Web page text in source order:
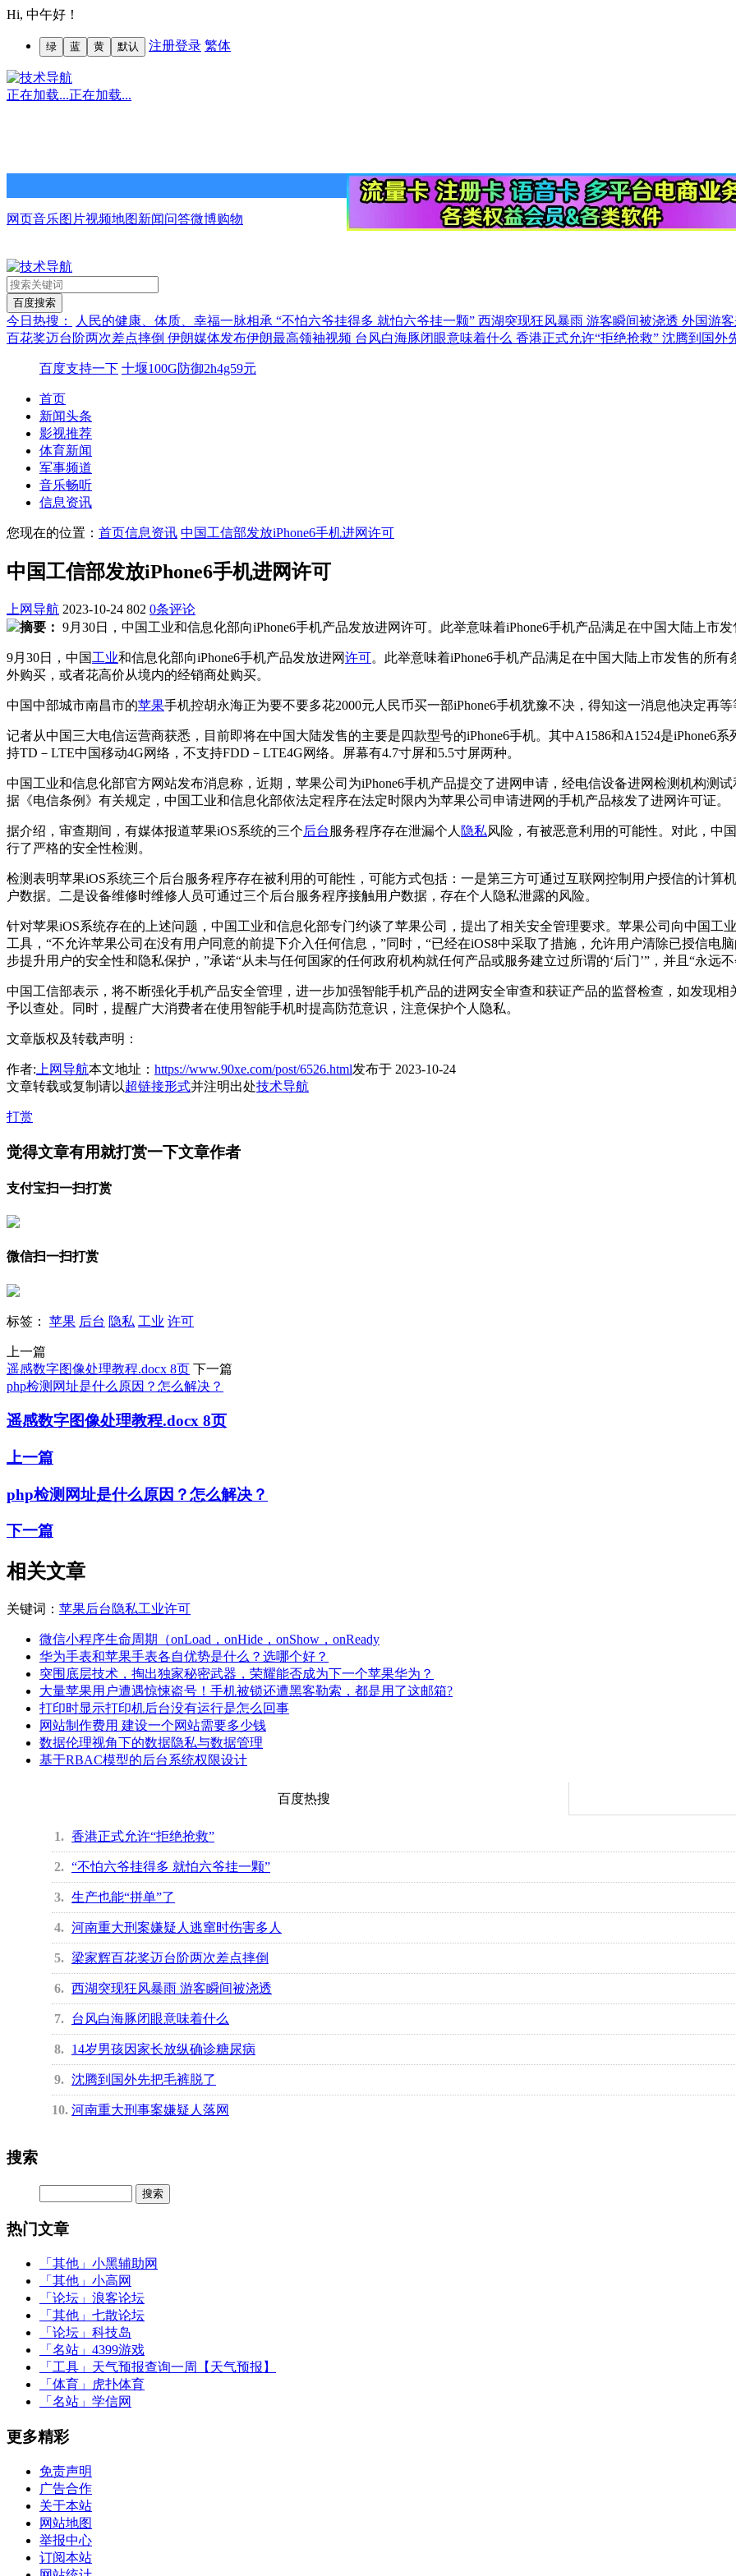
Hi, 中午好！
绿 蓝 黄 默认 注册登录 繁体
正在加载...正在加载...
网页音乐图片视频地图新闻问答微博购物
今日热搜： 人民的健康、体质、幸福一脉相承 “不怕六爷挂得多 就怕六爷挂一颗” 西湖突现狂风暴雨 游客瞬间被浇透 外国游
百花奖迈台阶两次差点摔倒 伊朗媒体发布伊朗最高领袖视频 台风白海豚闭眼意味着什么 香港正式允许“拒绝抢救” 沈腾到国外
百度支持一下 十堰100G防御2h4g59元
首页
新闻头条
影视推荐
体育新闻
军事频道
音乐畅听
信息资讯
您现在的位置： 首页信息资讯 中国工信部发放iPhone6手机进网许可
中国工信部发放iPhone6手机进网许可
上网导航 2023-10-24 802 0条评论
摘要： 9月30日，中国工业和信息化部向iPhone6手机产品发放进网许可。此举意味着iPhone6手机产品满足在中国大陆上市
9月30日，中国工业和信息化部向iPhone6手机产品发放进网许可。此举意味着iPhone6手机产品满足在中国大陆上市发售的所
外购买，或者花高价从境内的经销商处购买。
中国中部城市南昌市的苹果手机控胡永海正为要不要多花2000元人民币买一部iPhone6手机犹豫不决，得知这一消息他决定再
记者从中国三大电信运营商获悉，目前即将在中国大陆发售的主要是四款型号的iPhone6手机。其中A1586和A1524是iPhone6
持TD－LTE中国移动4G网络，不支持FDD－LTE4G网络。屏幕有4.7寸屏和5.5寸屏两种。
中国工业和信息化部官方网站发布消息称，近期，苹果公司为iPhone6手机产品提交了进网申请，经电信设备进网检测机构测
据《电信条例》有关规定，中国工业和信息化部依法定程序在法定时限内为苹果公司申请进网的手机产品核发了进网许可证。
据介绍，审查期间，有媒体报道苹果iOS系统的三个后台 服务程序存在泄漏个人 隐私风险，有被恶意利用的可能性。对此，中
行了严格的安全性检测。
检测表明苹果iOS系统三个后台服务程序存在被利用的可能性，可能方式包括：一是第三方可通过互联网控制用户授信的计算
户数据。二是设备维修时维修人员可通过三个后台服务程序接触用户数据，存在个人隐私泄露的风险。
针对苹果iOS系统存在的上述问题，中国工业和信息化部专门约谈了苹果公司，提出了相关安全管理要求。苹果公司向中国工
工具，“不允许苹果公司在没有用户同意的前提下介入任何信息，”同时，“已经在iOS8中采取了措施，允许用户清除已授信电
步提升用户的安全性和隐私保护，”承诺“从未与任何国家的任何政府机构就任何产品或服务建立过所谓的‘后门’”，并且“永远
中国工信部表示，将不断强化手机产品安全管理，进一步加强智能手机产品的进网安全审查和获证产品的监督检查，如发现
予以查处。同时，提醒广大消费者在使用智能手机时提高防范意识，注意保护个人隐私。
文章版权及转载声明：
作者: 上网导航本文地址： https://www.90xe.com/post/6526.html发布于 2023-10-24
文章转载或复制请以超链接形式并注明出处技术导航
打赏
觉得文章有用就打赏一下文章作者
支付宝扫一扫打赏
微信扫一扫打赏
标签： 苹果 后台 隐私 工业 许可
上一篇
遥感数字图像处理教程.docx 8页 下一篇
php检测网址是什么原因？怎么解决？
遥感数字图像处理教程.docx 8页
上一篇
php检测网址是什么原因？怎么解决？
下一篇
相关文章
关键词： 苹果后台 隐私工业许可
微信小程序生命周期（onLoad，onHide，onShow，onReady
华为手表和苹果手表各自优势是什么？选哪个好？
突围底层技术，掏出独家秘密武器，荣耀能否成为下一个苹果华为？
大量苹果用户遭遇惊悚盗号！手机被锁还遭黑客勒索，都是用了这邮箱?
打印时显示打印机后台没有运行是怎么回事
网站制作费用 建设一个网站需要多少钱
数据伦理视角下的数据隐私与数据管理
基于RBAC模型的后台系统权限设计
百度热搜
1 香港正式允许“拒绝抢救”
2 “不怕六爷挂得多 就怕六爷挂一颗”
3 生产也能“拼单”了
4 河南重大刑案嫌疑人逃窜时伤害多人
5 梁家辉百花奖迈台阶两次差点摔倒
6 西湖突现狂风暴雨 游客瞬间被浇透
7 台风白海豚闭眼意味着什么
8 14岁男孩因家长放纵确诊糖尿病
9 沈腾到国外先把毛裤脱了
10 河南重大刑事案嫌疑人落网
搜索
热门文章
「其他」 小黑辅助网
「其他」 小高网
「论坛」 浪客论坛
「其他」 七散论坛
「论坛」 科技岛
「名站」 4399游戏
「工具」 天气预报查询一周【天气预报】
「体育」
虎扑体育
「名站」 学信网
更多精彩
免责声明
广告合作
关于本站
网站地图
举报中心
订阅本站